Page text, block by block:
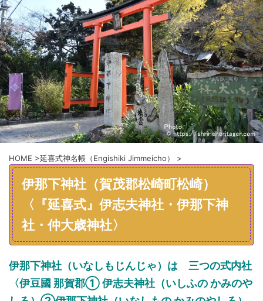
HOME >延喜式神名帳（Engishiki Jimmeicho） >
伊那下神社（賀茂郡松崎町松崎）
〈『延喜式』伊志夫神社・伊那下神
社・仲大歳神社〉
伊那下神社（いなしもじんじゃ） は 三つの式内社
〈伊豆國 那賀郡①伊志夫神社 （いしふのかみのや